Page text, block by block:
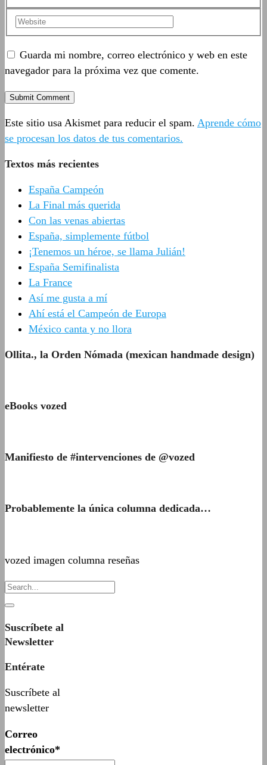
Guarda mi nombre, correo electrónico y web en este
navegador para la próxima vez que comente.
Este sitio usa Akismet para reducir el spam. Aprende cómo
se procesan los datos de tus comentarios.
Textos más recientes
España Campeón
La Final más querida
Con las venas abiertas
España, simplemente fútbol
¡Tenemos un héroe, se llama Julián!
España Semifinalista
La France
Así me gusta a mí
Ahí está el Campeón de Europa
México canta y no llora
Ollita., la Orden Nómada (mexican handmade design)
eBooks vozed
Manifiesto de #intervenciones de @vozed
Probablemente la única columna dedicada…
vozed imagen columna reseñas
Suscríbete al
Newsletter
Entérate
Suscríbete al
newsletter
Correo
electrónico*